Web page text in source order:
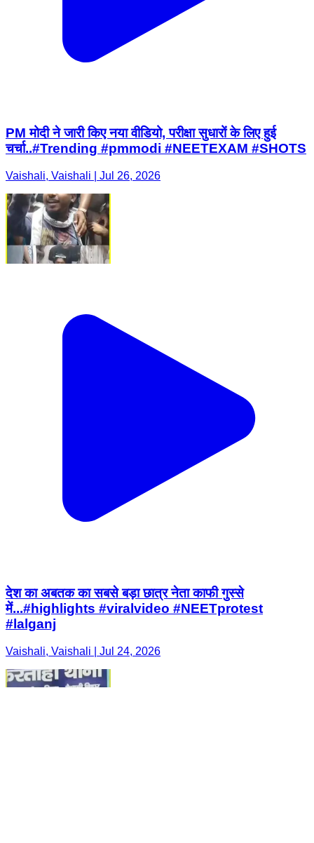
PM मोदी ने जारी किए नया वीडियो, परीक्षा सुधारों के लिए हुई
चर्चा..#Trending #pmmodi #NEETEXAM #SHOTS
Vaishali, Vaishali | Jul 26, 2026
देश का अबतक का सबसे बड़ा छात्र नेता काफी गुस्से
में...#highlights #viralvideo #NEETprotest
#lalganj
Vaishali, Vaishali | Jul 24, 2026